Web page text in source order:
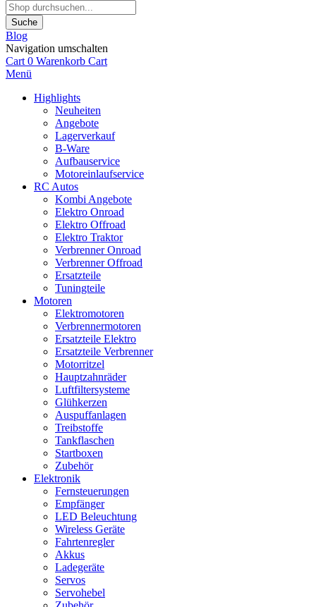
Suche
Blog
Navigation umschalten
Cart 0 Warenkorb Cart
Menü
Highlights
Neuheiten
Angebote
Lagerverkauf
B-Ware
Aufbauservice
Motoreinlaufservice
RC Autos
Kombi Angebote
Elektro Onroad
Elektro Offroad
Elektro Traktor
Verbrenner Onroad
Verbrenner Offroad
Ersatzteile
Tuningteile
Motoren
Elektromotoren
Verbrennermotoren
Ersatzteile Elektro
Ersatzteile Verbrenner
Motorritzel
Hauptzahnräder
Luftfiltersysteme
Glühkerzen
Auspuffanlagen
Treibstoffe
Tankflaschen
Startboxen
Zubehör
Elektronik
Fernsteuerungen
Empfänger
LED Beleuchtung
Wireless Geräte
Fahrtenregler
Akkus
Ladegeräte
Servos
Servohebel